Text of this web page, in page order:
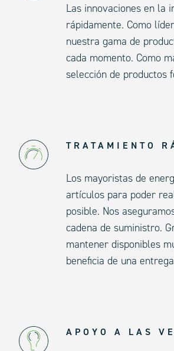
Las innovaciones en la
rápidamente. Como
nuestra gama de
cada momento. Como
selección de productos
TRATAMIENTO
Los mayoristas de
artículos para poder
posible. Nos
cadena de suministro.
mantener disponibles
beneficia de una
APOYO A LAS